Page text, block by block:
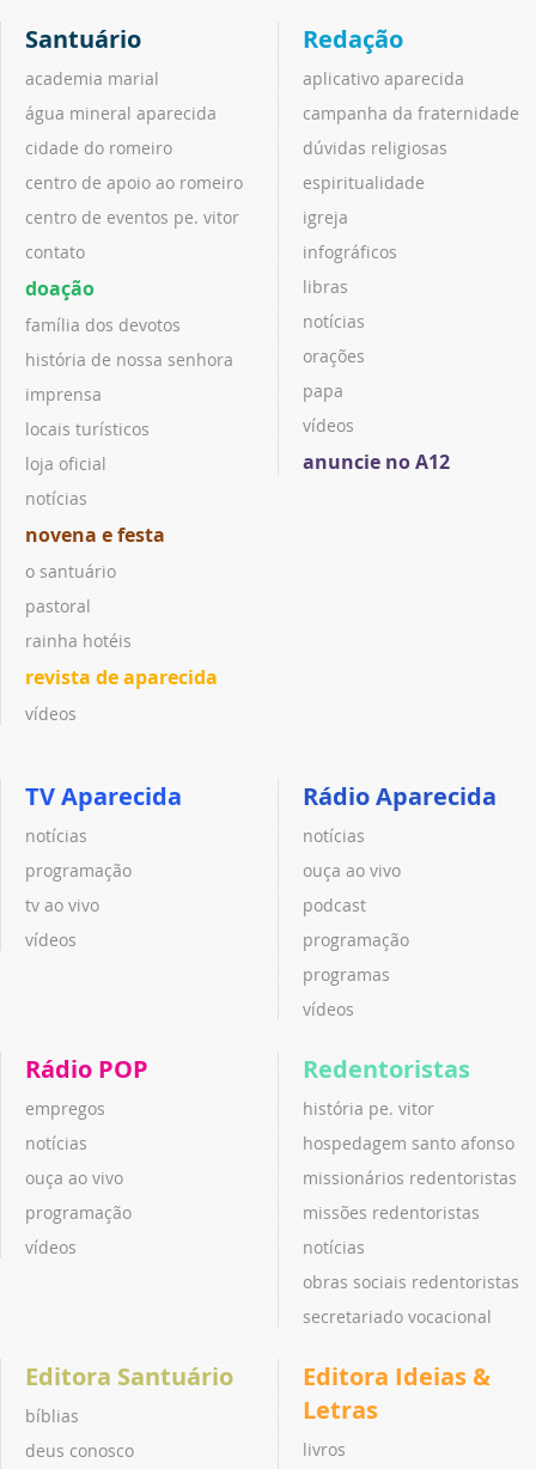
Santuário
academia marial
água mineral aparecida
cidade do romeiro
centro de apoio ao romeiro
centro de eventos pe. vitor
contato
doação
família dos devotos
história de nossa senhora
imprensa
locais turísticos
loja oficial
notícias
novena e festa
o santuário
pastoral
rainha hotéis
revista de aparecida
vídeos
Redação
aplicativo aparecida
campanha da fraternidade
dúvidas religiosas
espiritualidade
igreja
infográficos
libras
notícias
orações
papa
vídeos
anuncie no A12
TV Aparecida
notícias
programação
tv ao vivo
vídeos
Rádio Aparecida
notícias
ouça ao vivo
podcast
programação
programas
vídeos
Rádio POP
empregos
notícias
ouça ao vivo
programação
vídeos
Redentoristas
história pe. vitor
hospedagem santo afonso
missionários redentoristas
missões redentoristas
notícias
obras sociais redentoristas
secretariado vocacional
Editora Santuário
bíblias
deus conosco
Editora Ideias &
Letras
livros